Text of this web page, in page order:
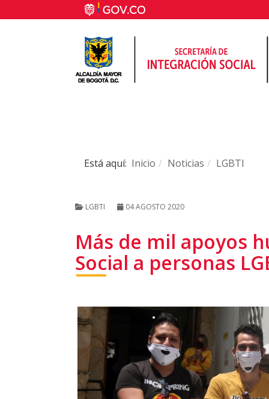
Está aquí: Inicio Noticias LGBTI
LGBTI 04 AGOSTO 2020
Más de mil apoyos
Social a personas